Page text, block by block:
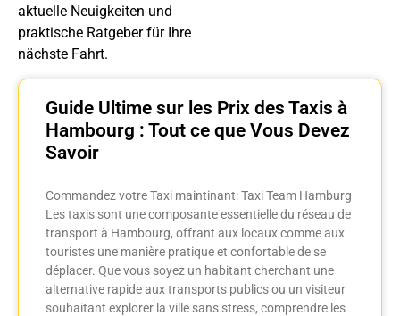
aktuelle Neuigkeiten und
praktische Ratgeber für Ihre
nächste Fahrt.
Guide Ultime sur les Prix des Taxis à
Hambourg : Tout ce que Vous Devez
Savoir
Commandez votre Taxi maintinant: Taxi Team Hamburg
Les taxis sont une composante essentielle du réseau de
transport à Hambourg, offrant aux locaux comme aux
touristes une manière pratique et confortable de se
déplacer. Que vous soyez un habitant cherchant une
alternative rapide aux transports publics ou un visiteur
souhaitant explorer la ville sans stress, comprendre les